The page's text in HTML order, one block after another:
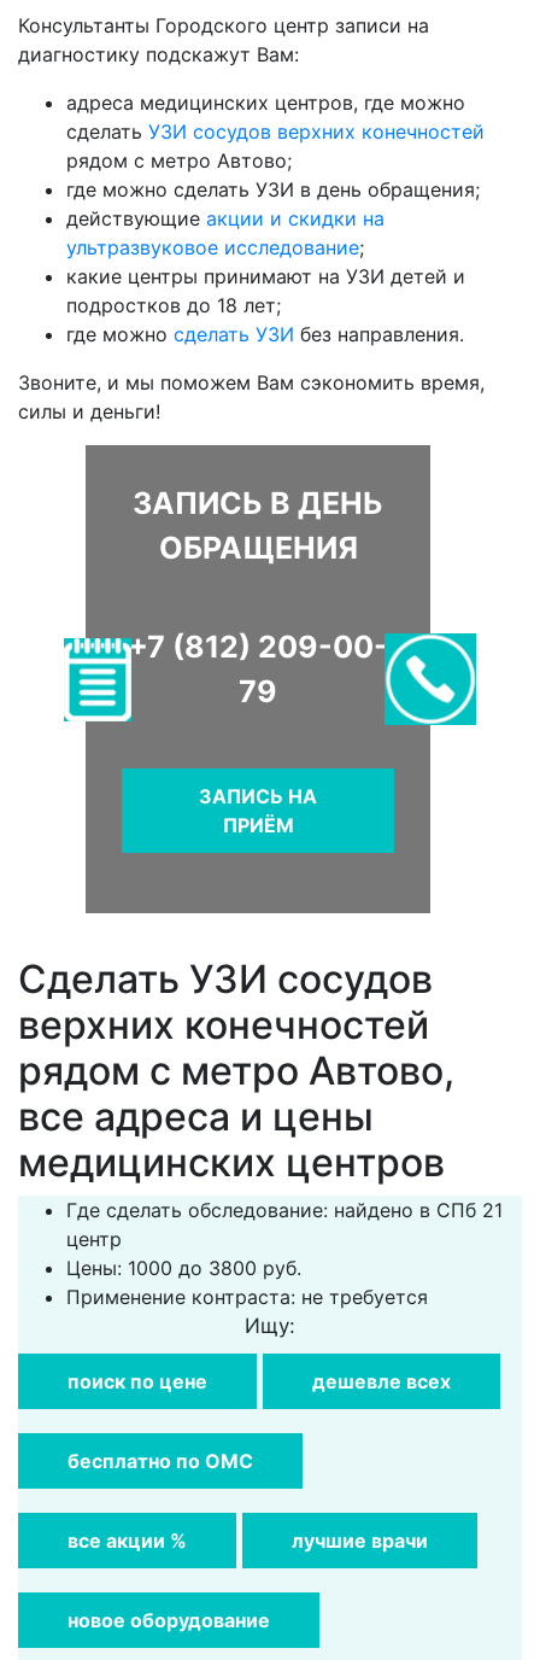
Консультанты Городского центр записи на
диагностику подскажут Вам:
адреса медицинских центров, где можно
сделать УЗИ сосудов верхних конечностей
рядом с метро Автово;
где можно сделать УЗИ в день обращения;
действующие акции и скидки на
ультразвуковое исследование;
какие центры принимают на УЗИ детей и
подростков до 18 лет;
где можно сделать УЗИ без направления.
Звоните, и мы поможем Вам сэкономить время,
силы и деньги!
ЗАПИСЬ В ДЕНЬ
ОБРАЩЕНИЯ
+7 (812) 209-00-
79
ЗАПИСЬ НА
ПРИЁМ
Сделать УЗИ сосудов
верхних конечностей
рядом с метро Автово,
все адреса и цены
медицинских центров
Где сделать обследование: найдено в СПб 21
центр
Цены: 1000 до 3800 руб.
Применение контраста: не требуется
Ищу:
поиск по цене дешевле всех
бесплатно по ОМС
все акции % лучшие врачи
новое оборудование